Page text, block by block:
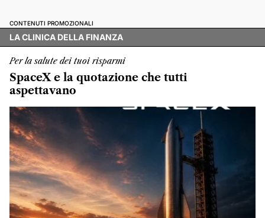
CONTENUTI PROMOZIONALI
LA CLINICA DELLA FINANZA
Per la salute dei tuoi risparmi
SpaceX e la quotazione che tutti
aspettavano